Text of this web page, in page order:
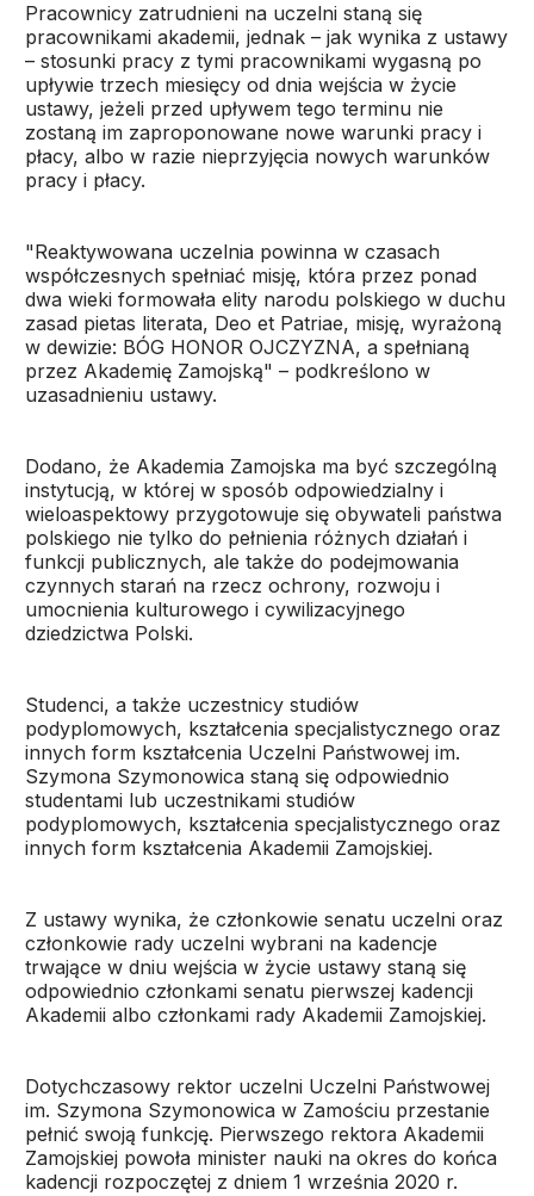
Pracownicy zatrudnieni na uczelni staną się
pracownikami akademii, jednak – jak wynika z ustawy
– stosunki pracy z tymi pracownikami wygasną po
upływie trzech miesięcy od dnia wejścia w życie
ustawy, jeżeli przed upływem tego terminu nie
zostaną im zaproponowane nowe warunki pracy i
płacy, albo w razie nieprzyjęcia nowych warunków
pracy i płacy.
"Reaktywowana uczelnia powinna w czasach
współczesnych spełniać misję, która przez ponad
dwa wieki formowała elity narodu polskiego w duchu
zasad pietas literata, Deo et Patriae, misję, wyrażoną
w dewizie: BÓG HONOR OJCZYZNA, a spełnianą
przez Akademię Zamojską" – podkreślono w
uzasadnieniu ustawy.
Dodano, że Akademia Zamojska ma być szczególną
instytucją, w której w sposób odpowiedzialny i
wieloaspektowy przygotowuje się obywateli państwa
polskiego nie tylko do pełnienia różnych działań i
funkcji publicznych, ale także do podejmowania
czynnych starań na rzecz ochrony, rozwoju i
umocnienia kulturowego i cywilizacyjnego
dziedzictwa Polski.
Studenci, a także uczestnicy studiów
podyplomowych, kształcenia specjalistycznego oraz
innych form kształcenia Uczelni Państwowej im.
Szymona Szymonowica staną się odpowiednio
studentami lub uczestnikami studiów
podyplomowych, kształcenia specjalistycznego oraz
innych form kształcenia Akademii Zamojskiej.
Z ustawy wynika, że członkowie senatu uczelni oraz
członkowie rady uczelni wybrani na kadencje
trwające w dniu wejścia w życie ustawy staną się
odpowiednio członkami senatu pierwszej kadencji
Akademii albo członkami rady Akademii Zamojskiej.
Dotychczasowy rektor uczelni Uczelni Państwowej
im. Szymona Szymonowica w Zamościu przestanie
pełnić swoją funkcję. Pierwszego rektora Akademii
Zamojskiej powoła minister nauki na okres do końca
kadencji rozpoczętej z dniem 1 września 2020 r.